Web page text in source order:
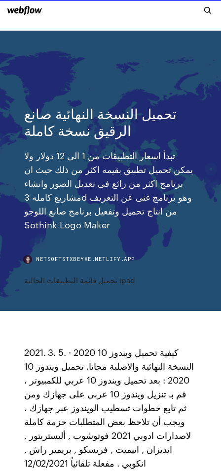
تحميل النسخة النهائية صانع
الرقيق نسخة كاملة
تبدأ اسعار التطبيقات من 1 الى 12 دولار ولا
يمكن تحميل تطبيق بقيمه اكثر من ذلك حيث ان
برنامج اكثر من رائع فى تعديل الصور وانشاء
مشاريع كامله 3d وهو برنامج غنى عن التعريف
من انتاج تحميل وتفعيل برنامج صانع اللوجو
Sothink Logo Maker
NETSOFTSTXBEYXE.NETLIFY.APP
تحميل قائمة التطبيقات الحالية ipad
2021. 3. 5. · كيفية تحميل ويندوز 10 2020
النسخة النهائية والاصلية مجانا. تحميل ويندوز 10
2020 : بعد تحميل ويندوز 10 عربي للكمبيوتر ،
قم بـ تنزيل ويندوز 10 عربي على جهازك ومن
ثم تابع خطوات تسطيب الويندوز عبر جهازك ،
ويجب أن تلاحظ بعض المتطلبات حزمة كاملة
لاصدارات ادوبي 2021 فوتوشوب , أليستريتور ,
انديزان , انيميت , فريسكو , بريمير راش ,
انكوبي . مفعلة تلقائياً 12/02/2021